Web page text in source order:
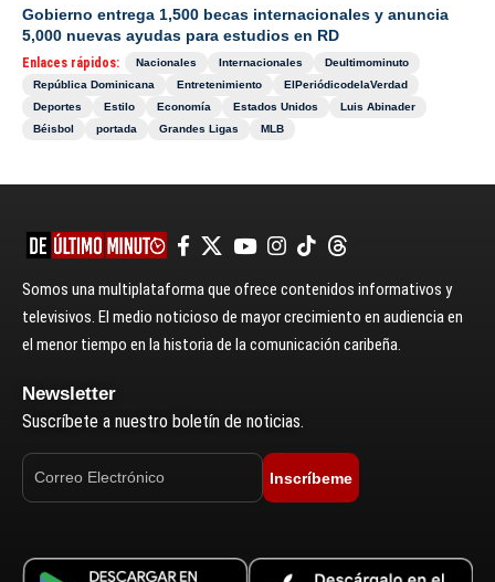
Gobierno entrega 1,500 becas internacionales y anuncia
5,000 nuevas ayudas para estudios en RD
Enlaces rápidos: Nacionales Internacionales
Deultimominuto
República Dominicana
Entretenimiento
ElPeriódicodelaVerdad
Deportes
Estilo Economía Estados Unidos
Luis Abinader
Béisbol
portada Grandes Ligas MLB
Somos una multiplataforma que ofrece contenidos informativos y
televisivos. El medio noticioso de mayor crecimiento en audiencia en
el menor tiempo en la historia de la comunicación caribeña.
Newsletter
Suscríbete a nuestro boletín de noticias.
Inscríbeme